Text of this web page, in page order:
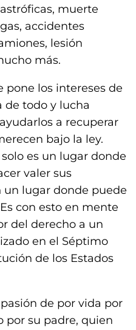
muerte
accidentes
lesión
más.
pone los intereses de
de todo y lucha
a recuperar
bajo la ley.
es un lugar donde
valer sus
un lugar donde puede
con esto en mente
del derecho a un
en el Séptimo
de los Estados
de por vida por
por su padre, quien